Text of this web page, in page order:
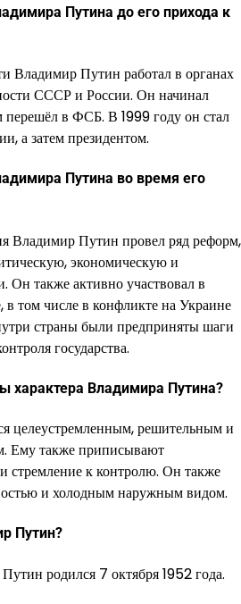
Путина до его прихода к
Владимир Путин работал в органах
СССР и России. Он начинал
перешёл в ФСБ. В 1999 году он стал
а затем президентом.
Путина во время его
Владимир Путин провел ряд реформ,
экономическую и
Он также активно участвовал в
том числе в конфликте на Украине
страны были предприняты шаги
государства.
характера Владимира Путина?
целеустремленным, решительным и
Ему также приписывают
стремление к контролю. Он также
и холодным наружным видом.
Путин?
родился 7 октября 1952 года.